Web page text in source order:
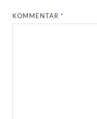
KOMMENTAR *